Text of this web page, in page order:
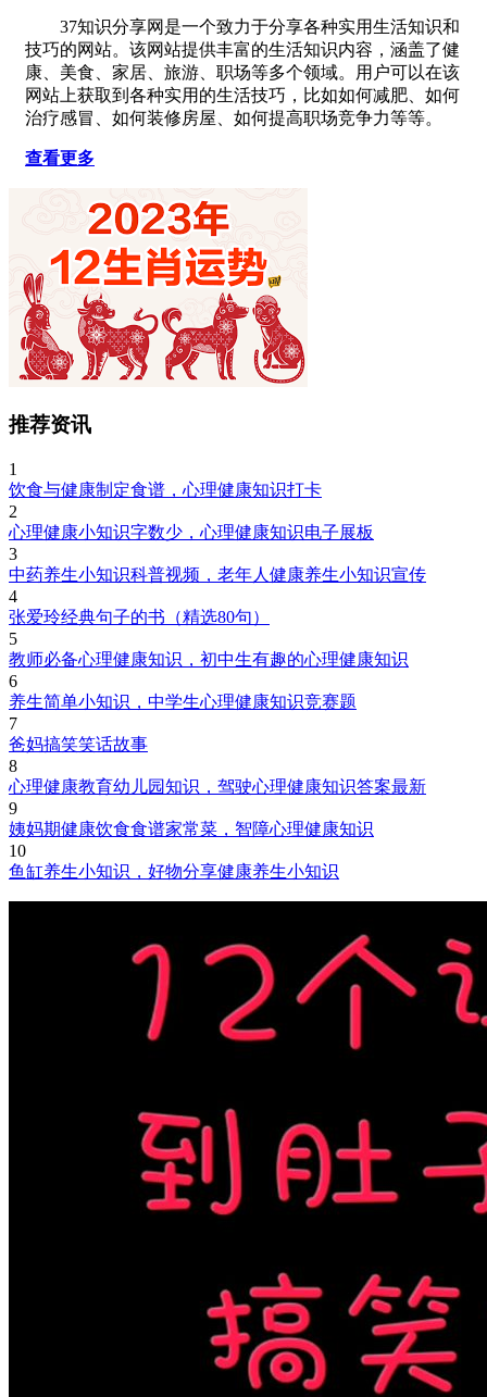
37知识分享网是一个致力于分享各种实用生活知识和
技巧的网站。该网站提供丰富的生活知识内容，涵盖了健
康、美食、家居、旅游、职场等多个领域。用户可以在该
网站上获取到各种实用的生活技巧，比如如何减肥、如何
治疗感冒、如何装修房屋、如何提高职场竞争力等等。
查看更多
推荐资讯
1
饮食与健康制定食谱，心理健康知识打卡
2
心理健康小知识字数少，心理健康知识电子展板
3
中药养生小知识科普视频，老年人健康养生小知识宣传
4
张爱玲经典句子的书（精选80句）
5
教师必备心理健康知识，初中生有趣的心理健康知识
6
养生简单小知识，中学生心理健康知识竞赛题
7
爸妈搞笑笑话故事
8
心理健康教育幼儿园知识，驾驶心理健康知识答案最新
9
姨妈期健康饮食食谱家常菜，智障心理健康知识
10
鱼缸养生小知识，好物分享健康养生小知识